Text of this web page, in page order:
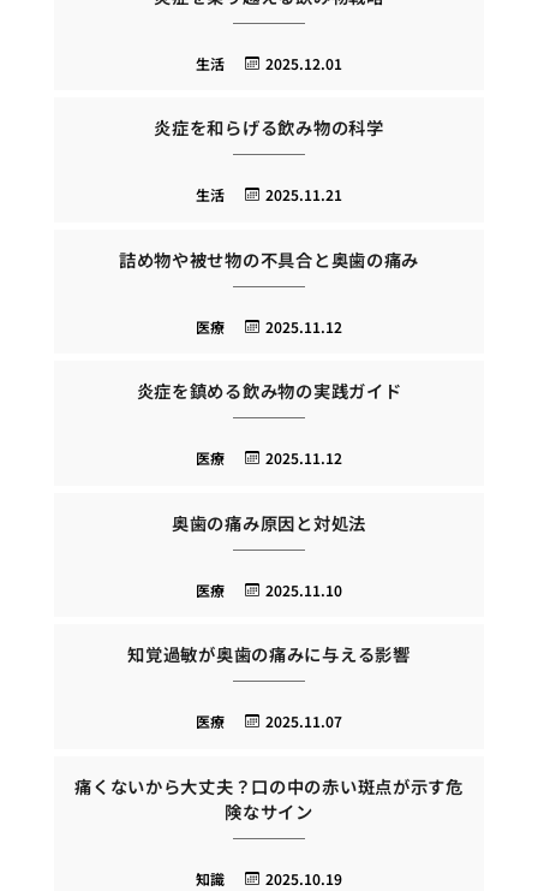
2025.12.01
生活
炎症を和らげる飲み物の科学
2025.11.21
生活
詰め物や被せ物の不具合と奥歯の痛み
2025.11.12
医療
炎症を鎮める飲み物の実践ガイド
2025.11.12
医療
奥歯の痛み原因と対処法
2025.11.10
医療
知覚過敏が奥歯の痛みに与える影響
2025.11.07
医療
痛くないから大丈夫？口の中の赤い斑点が示す危
険なサイン
2025.10.19
知識